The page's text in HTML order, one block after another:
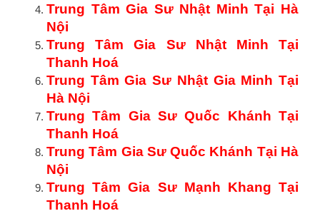
Trung Tâm Gia Sư Nhật Minh Tại Hà
Nội
Trung Tâm Gia Sư Nhật Minh Tại
Thanh Hoá
Trung Tâm Gia Sư Nhật Gia Minh Tại
Hà Nội
Trung Tâm Gia Sư Quốc Khánh Tại
Thanh Hoá
Trung Tâm Gia Sư Quốc Khánh Tại Hà
Nội
Trung Tâm Gia Sư Mạnh Khang Tại
Thanh Hoá